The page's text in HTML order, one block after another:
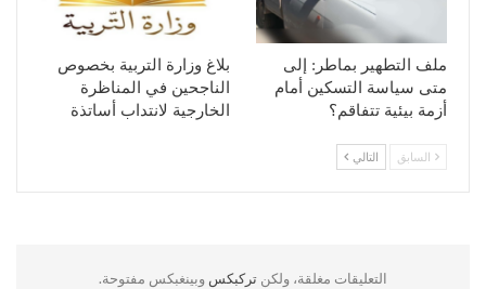
ملف التطهير بماطر: إلى
متى سياسة التسكين أمام
أزمة بيئية تتفاقم؟
بلاغ وزارة التربية بخصوص
الناجحين في المناظرة
الخارجية لانتداب أساتذة
السابق التالي
التعليقات مغلقة، ولكن تركبكس وبينغبكس مفتوحة.